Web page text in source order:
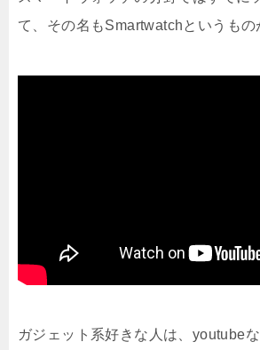
て、その名もSmartwatchというもの
ガジェット系好きな人は、youtube